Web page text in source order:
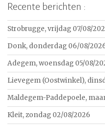
Recente berichten :
Strobrugge, vrijdag 07/08/
Donk, donderdag 06/08/
Adegem, woensdag 05/08/
Lievegem (Oostwinkel),
Maldegem-Paddepoele,
Kleit, zondag 02/08/2026